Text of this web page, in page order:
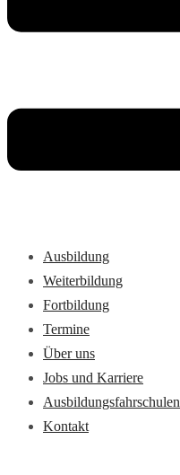
Ausbildung
Weiterbildung
Fortbildung
Termine
Über uns
Jobs und Karriere
Ausbildungsfahrschulen
Kontakt